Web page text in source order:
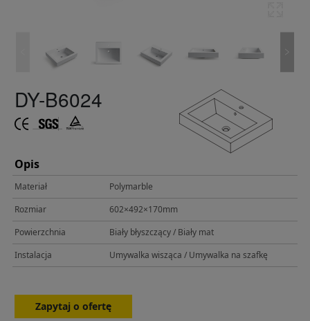
DY-B6024
Opis
Materiał
Polymarble
Rozmiar
602×492×170mm
Powierzchnia
Biały błyszczący / Biały mat
Instalacja
Umywalka wisząca / Umywalka na szafkę
Zapytaj o ofertę